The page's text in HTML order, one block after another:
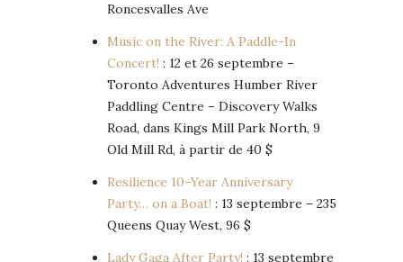
Roncesvalles Ave
Music on the River: A Paddle-In
Concert! : 12 et 26 septembre –
Toronto Adventures Humber River
Paddling Centre – Discovery Walks
Road, dans Kings Mill Park North, 9
Old Mill Rd, à partir de 40 $
Resilience 10–Year Anniversary
Party… on a Boat! : 13 septembre – 235
Queens Quay West, 96 $
Lady Gaga After Party! : 13 septembre